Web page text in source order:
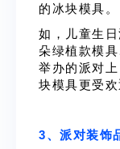
的冰块模具。
如，儿童生
朵绿植款模
举办的派对上
块模具更受欢
3、派对装饰